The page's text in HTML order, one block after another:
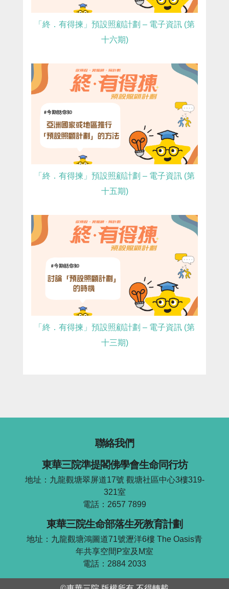
「終．有得揀」預設照顧計劃 – 電子資訊 (第
十六期)
「終．有得揀」預設照顧計劃 – 電子資訊 (第
十五期)
「終．有得揀」預設照顧計劃 – 電子資訊 (第
十三期)
聯絡我們
東華三院準提閣佛學會生命同行坊
地址：九龍觀塘翠屏道17號 觀塘社區中心3樓319-
321室
電話：2657 7899
東華三院生命部落生死教育計劃
地址：九龍觀塘鴻圖道71號瀝洋6樓 The Oasis青
年共享空間P室及M室
電話：2884 2033